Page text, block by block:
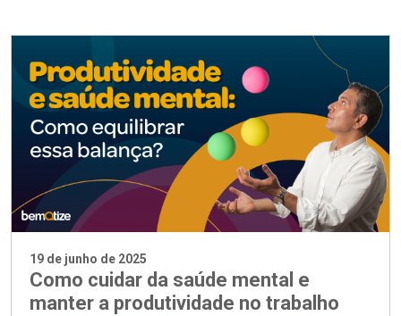
19 de junho de 2025
Como cuidar da saúde mental e
manter a produtividade no trabalho